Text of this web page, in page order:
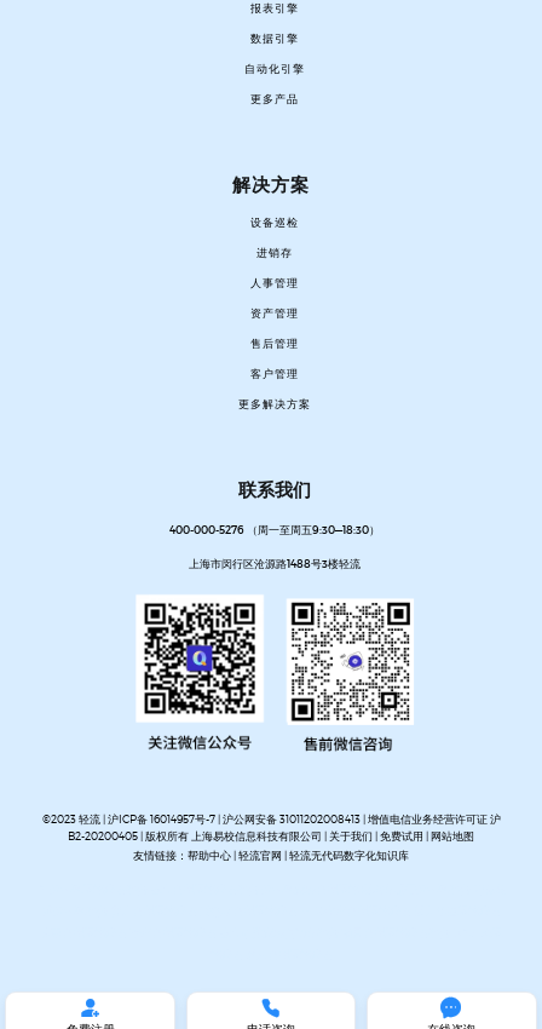
报表引擎
数据引擎
自动化引擎
更多产品
解决方案
设备巡检
进销存
人事管理
资产管理
售后管理
客户管理
更多解决方案
联系我们
400-000-5276 （周一至周五9:30—18:30）
上海市闵行区沧源路1488号3楼轻流
©2023 轻流 |沪ICP备 16014957号-7|沪公网安备 31011202008413| 增值电信业务经营许可证 沪
B2-20200405 | 版权所有 上海易校信息科技有限公司 |关于我们 |免费试用 |网站地图
友情链接： 帮助中心|轻流官网 |轻流无代码数字化知识库
  